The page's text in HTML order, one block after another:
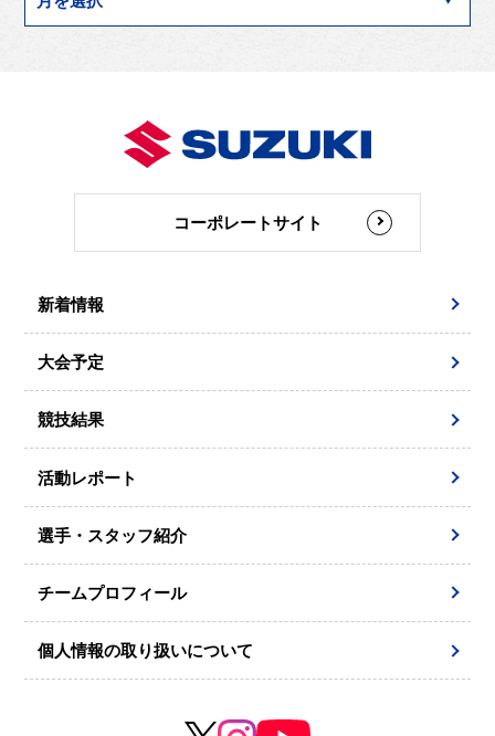
コーポレートサイト
新着情報
大会予定
競技結果
活動レポート
選手・スタッフ紹介
チームプロフィール
個人情報の取り扱いについて